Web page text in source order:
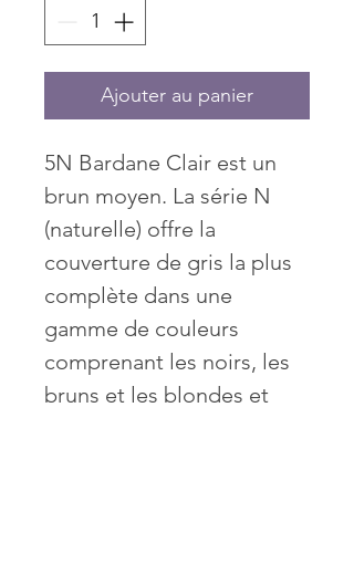
Ajouter au panier
5N Bardane Clair est un
brun moyen. La série N
(naturelle) offre la
couverture de gris la plus
complète dans une
gamme de couleurs
comprenant les noirs, les
bruns et les blondes et